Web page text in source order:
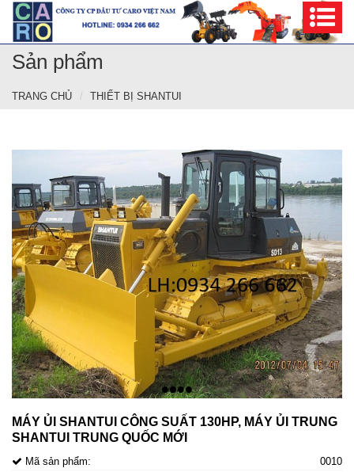
Sản phẩm
TRANG CHỦ THIẾT BỊ SHANTUI
••••
MÁY ỦI SHANTUI CÔNG SUẤT 130HP, MÁY ỦI TRUNG
SHANTUI TRUNG QUỐC MỚI
Mã sản phẩm: 0010